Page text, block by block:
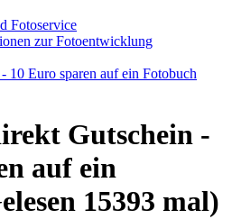
Fotoservice
zur Fotoentwicklung
10 Euro sparen auf ein Fotobuch
Gutschein -
auf ein
15393 mal)